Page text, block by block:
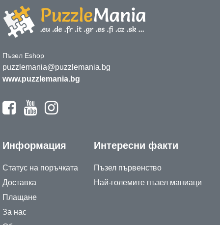
Пъзел Eshop
puzzlemania@puzzlemania.bg
www.puzzlemania.bg
Информация
Статус на поръчката
Доставка
Плащане
За нас
Интересни факти
Пъзел първенство
Най-големите пъзел маниаци